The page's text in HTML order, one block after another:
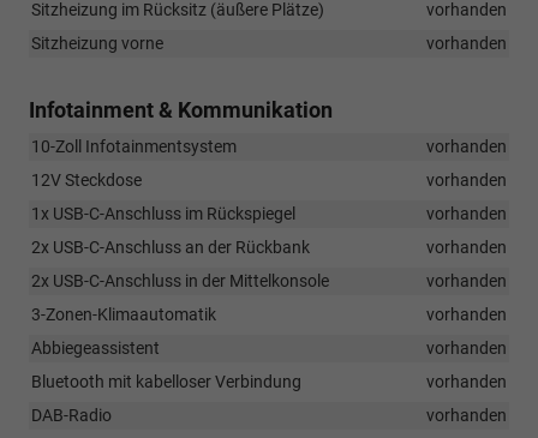
Sitzheizung im Rücksitz (äußere Plätze)
vorhanden
Sitzheizung vorne
vorhanden
Infotainment & Kommunikation
10-Zoll Infotainmentsystem
vorhanden
12V Steckdose
vorhanden
1x USB-C-Anschluss im Rückspiegel
vorhanden
2x USB-C-Anschluss an der Rückbank
vorhanden
2x USB-C-Anschluss in der Mittelkonsole
vorhanden
3-Zonen-Klimaautomatik
vorhanden
Abbiegeassistent
vorhanden
Bluetooth mit kabelloser Verbindung
vorhanden
DAB-Radio
vorhanden